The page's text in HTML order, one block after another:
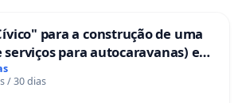
para a construção de uma
serviços para autocaravanas) em
/ 30 dias